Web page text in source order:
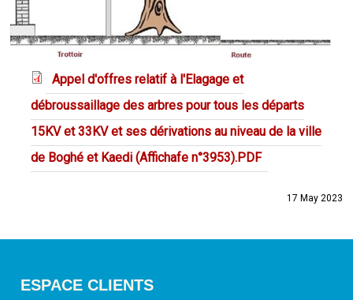
Appel d'offres relatif à l'Elagage et
débroussaillage des arbres pour tous les départs
15KV et 33KV et ses dérivations au niveau de la ville
de Boghé et Kaedi (Affichafe n°3953).PDF
17 May 2023
ESPACE CLIENTS